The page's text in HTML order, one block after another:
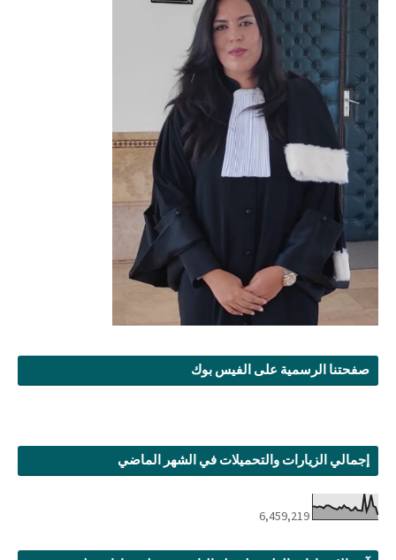
صفحتنا الرسمية على الفيس بوك
إجمالي الزيارات والتحميلات في الشهر الماضي
6,459,219